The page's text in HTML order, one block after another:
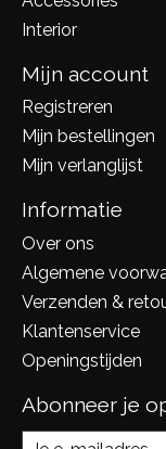
Interior
Mijn account
Registreren
Mijn bestellingen
Mijn verlanglijst
Informatie
Over ons
Algemene
Verzenden &
Klantenservice
Openingstijden
Abonneer je